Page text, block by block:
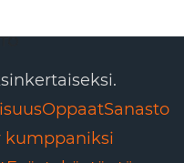
OppaatSanasto
kumppaniksi